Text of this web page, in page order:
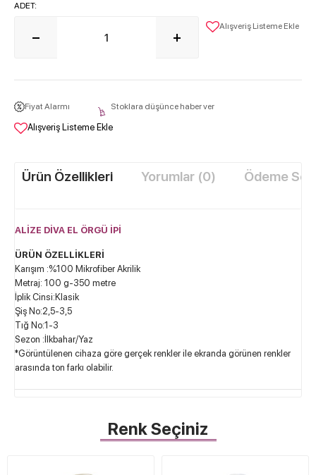
ADET:
Alışveriş Listeme Ekle
Fiyat Alarmı Stoklara düşünce haber ver
Alışveriş Listeme Ekle
Ürün Özellikleri Yorumlar (0) Ödeme
ALİZE DİVA EL ÖRGÜ İPİ
ÜRÜN ÖZELLİKLERİ
Karışım :%100 Mikrofiber Akrilik
Metraj: 100 g-350 metre
İplik Cinsi:Klasik
Şiş No:2,5-3,5
Tığ No:1-3
Sezon :İlkbahar/Yaz
*Görüntülenen cihaza göre gerçek renkler ile ekranda görünen renkler
arasında ton farkı olabilir.
Renk Seçiniz